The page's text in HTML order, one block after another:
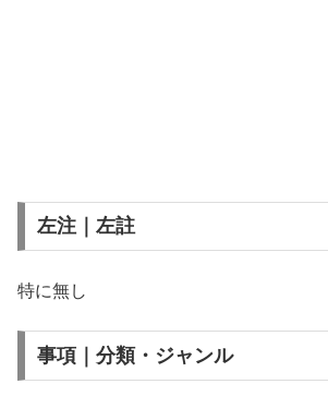
左注｜左註
特に無し
事項｜分類・ジャンル